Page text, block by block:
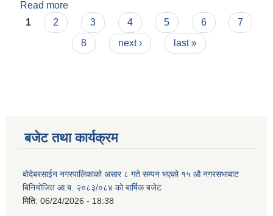
Read more
development coordinator
Pages
1 2 3 4 5 6
7
8
next › last »
बजेट तथा कार्यक्रम
बोदेबरसाईन नगरपालिकाको असार ८ गते सम्पन भएको १५ ‍‍‍औ नगरसभाबाट
बिनियोजित आ.ब. २०८३/०८४ को बार्षिक बजेट
मिति: 06/24/2026 - 18:38